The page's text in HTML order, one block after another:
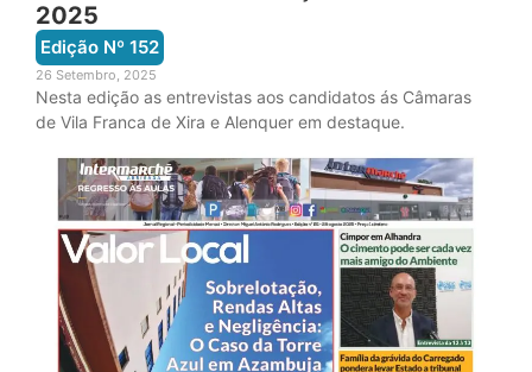
2025
Edição Nº 152
26 Setembro, 2025
Nesta edição as entrevistas aos candidatos ás Câmaras
de Vila Franca de Xira e Alenquer em destaque.